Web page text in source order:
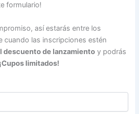
formulario!
así estarás entre los
cuando las inscripciones estén
descuento de lanzamiento y podrás
¡Cupos limitados!